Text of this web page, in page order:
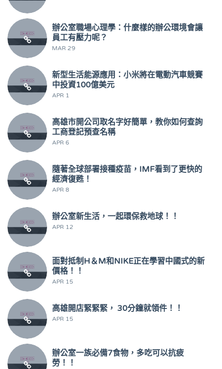
辦公室職場心理學：什麼樣的辦公環境會讓
員工有壓力呢？
MAR 29
新型生活能源應用：小米將在電動汽車競賽
中投資100億美元
APR 1
高雄市開公司取名字好簡單，教你如何查詢
工商登記預查名稱
APR 6
隨著全球部署接種疫苗，IMF看到了更快的
經濟復甦！
APR 8
辦公室新生活，一起環保救地球！！
APR 12
面對抵制H＆M和NIKE正在學習中國式的新
價格！！
APR 15
高雄開店緊緊緊， 30分鐘就領件！！
APR 15
辦公室一族必備7食物，多吃可以抗疲
勞！！